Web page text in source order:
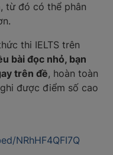
từ đó có thể phân
thi IELTS trên
bài đọc nhỏ, bạn
trên đề, hoàn toàn
được điểm số cao
NRhHF4QFI7Q